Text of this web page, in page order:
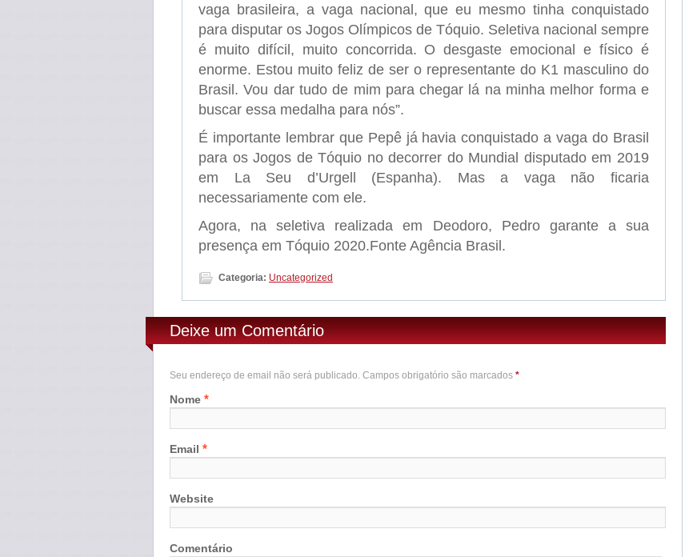
vaga brasileira, a vaga nacional, que eu mesmo tinha conquistado
para disputar os Jogos Olímpicos de Tóquio. Seletiva nacional sempre
é muito difícil, muito concorrida. O desgaste emocional e físico é
enorme. Estou muito feliz de ser o representante do K1 masculino do
Brasil. Vou dar tudo de mim para chegar lá na minha melhor forma e
buscar essa medalha para nós”.
É importante lembrar que Pepê já havia conquistado a vaga do Brasil
para os Jogos de Tóquio no decorrer do Mundial disputado em 2019
em La Seu d’Urgell (Espanha). Mas a vaga não ficaria
necessariamente com ele.
Agora, na seletiva realizada em Deodoro, Pedro garante a sua
presença em Tóquio 2020.Fonte Agência Brasil.
Categoria: Uncategorized
Deixe um Comentário
Seu endereço de email não será publicado. Campos obrigatório são marcados *
Nome *
Email *
Website
Comentário